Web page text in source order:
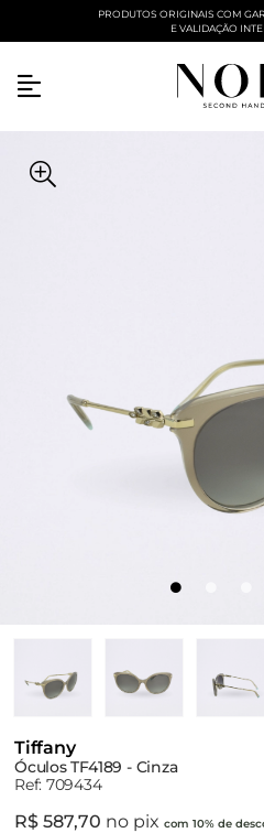
Entre com
PRODUTOS ORIGINAIS COM
E VALIDAÇÃO
Tiffany
Óculos TF4189 - Cinza
Ref: 709434
R$ 587,70 no pix com 10% de